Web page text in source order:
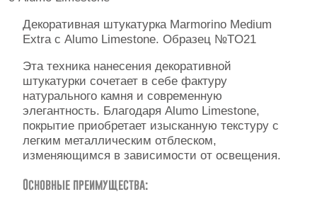
Видео
Вопрос-ответ
О нас
Контакты
Декоративная штукатурка Marmorino Medium
Extra с Alumo Limestone. Образец №TO21
Эта техника нанесения декоративной
штукатурки сочетает в себе фактуру
натурального камня и современную
элегантность. Благодаря Alumo Limestone,
покрытие приобретает изысканную текстуру с
легким металлическим отблеском,
изменяющимся в зависимости от освещения.
Основные преимущества: